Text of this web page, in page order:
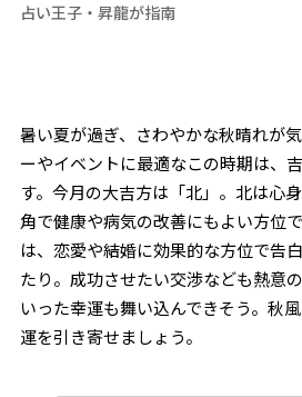
占い王子・昇龍が指南
暑い夏が過ぎ、さわやかな秋晴れが
ーやイベントに最適なこの時期は、
す。今月の大吉方は「北」。北は心
角で健康や病気の改善にもよい方位
は、恋愛や結婚に効果的な方位で告
たり。成功させたい交渉なども熱意
いった幸運も舞い込んできそう。秋
運を引き寄せましょう。